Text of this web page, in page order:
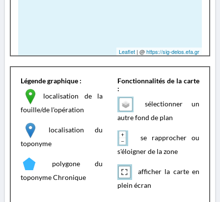
Leaflet | @https://sig-delos.efa.gr
Légende graphique :
localisation de la
fouille/de l'opération
localisation du
toponyme
polygone du
toponyme Chronique
Fonctionnalités de la carte
:
sélectionner un
autre fond de plan
se rapprocher ou
s'éloigner de la zone
afficher la carte en
plein écran